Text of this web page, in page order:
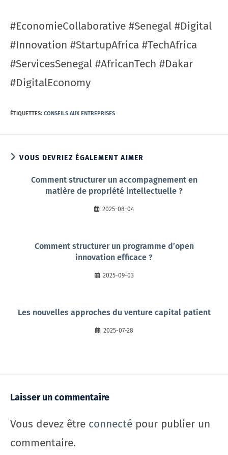
#EconomieCollaborative #Senegal #Digital
#Innovation #StartupAfrica #TechAfrica
#ServicesSenegal #AfricanTech #Dakar
#DigitalEconomy
ÉTIQUETTES: CONSEILS AUX ENTREPRISES
VOUS DEVRIEZ ÉGALEMENT AIMER
Comment structurer un accompagnement en
matière de propriété intellectuelle ?
2025-08-04
Comment structurer un programme d’open
innovation efficace ?
2025-09-03
Les nouvelles approches du venture capital patient
2025-07-28
Laisser un commentaire
Vous devez être connecté pour publier un
commentaire.